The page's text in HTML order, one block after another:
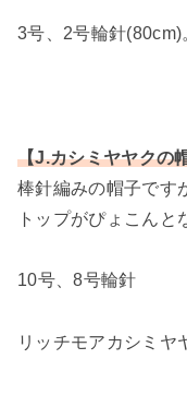
3号、2号輪針(80cm)
【J.カシミヤヤクの
棒針編みの帽子です
トップがぴょこんと
10号、8号輪針
リッチモアカシミ